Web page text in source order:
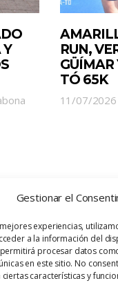
Gestionar el
experiencias,
a la información del
procesar datos
en este sitio. No
características y
Y
RUN,
GÜÍMAR
TÓ 65K
11/07/2026
Política
Aviso Legal